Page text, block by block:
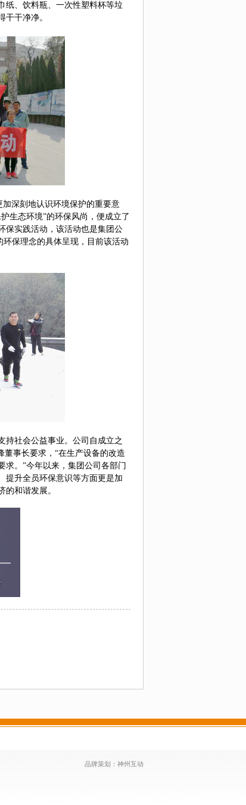
纸、饮料瓶、一次性塑料杯等垃
干净净。
加深刻地认识环境保护的重要意
生态环境”的环保风尚， 便成立了
保实践活动 ， 该活动也是集团公
环保理念的具体呈现，目前该活动
持社会公益事业。公司 自成立之
董事长要求，“在生产设备的改造
求。 ”今年以来，集团公司各部门
提升全员环保意识等方面更是加
的和谐发展。
品牌策划： 神州互动